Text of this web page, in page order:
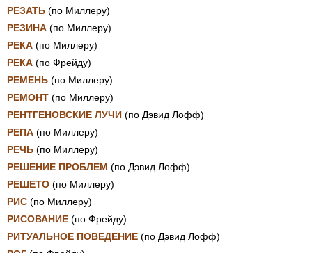
РЕЗАТЬ (по Миллеру)
РЕЗИНА (по Миллеру)
РЕКА (по Миллеру)
РЕКА (по Фрейду)
РЕМЕНЬ (по Миллеру)
РЕМОНТ (по Миллеру)
РЕНТГЕНОВСКИЕ ЛУЧИ (по Дэвид Лофф)
РЕПА (по Миллеру)
РЕЧЬ (по Миллеру)
РЕШЕНИЕ ПРОБЛЕМ (по Дэвид Лофф)
РЕШЕТО (по Миллеру)
РИС (по Миллеру)
РИСОВАНИЕ (по Фрейду)
РИТУАЛЬНОЕ ПОВЕДЕНИЕ (по Дэвид Лофф)